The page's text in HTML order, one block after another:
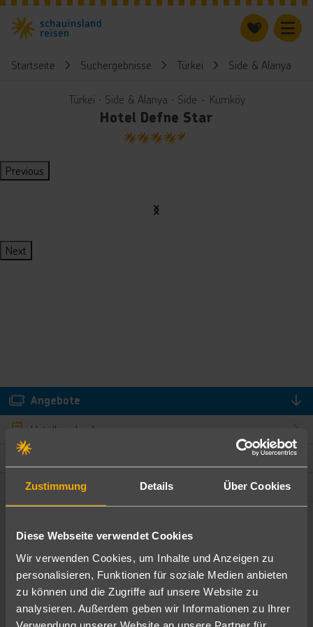
Zustimmung Details Über Cookies
Diese Webseite verwendet Cookies
Wir verwenden Cookies, um Inhalte und Anzeigen zu
personalisieren, Funktionen für soziale Medien anbieten
zu können und die Zugriffe auf unsere Website zu
analysieren. Außerdem geben wir Informationen zu Ihrer
Startseite Suchergebnisse Türkei Side & Alanya
Türkei ∙ Side & Alanya ∙ Side - Kumköy
Hotel Defne Star
4.5
Previous
Next
Angebote
Hotelbeschreibung
Lage und Umgebung
Angebote filtern
Ändere die Kriterien nach deinen Wünschen
Pauschal Nur Hotel